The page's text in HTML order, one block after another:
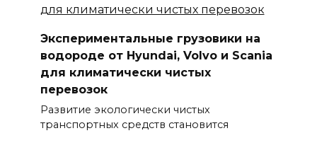
Экспериментальные грузовики на
водороде от Hyundai, Volvo и Scania
для климатически чистых
перевозок
Развитие экологически чистых
транспортных средств становится